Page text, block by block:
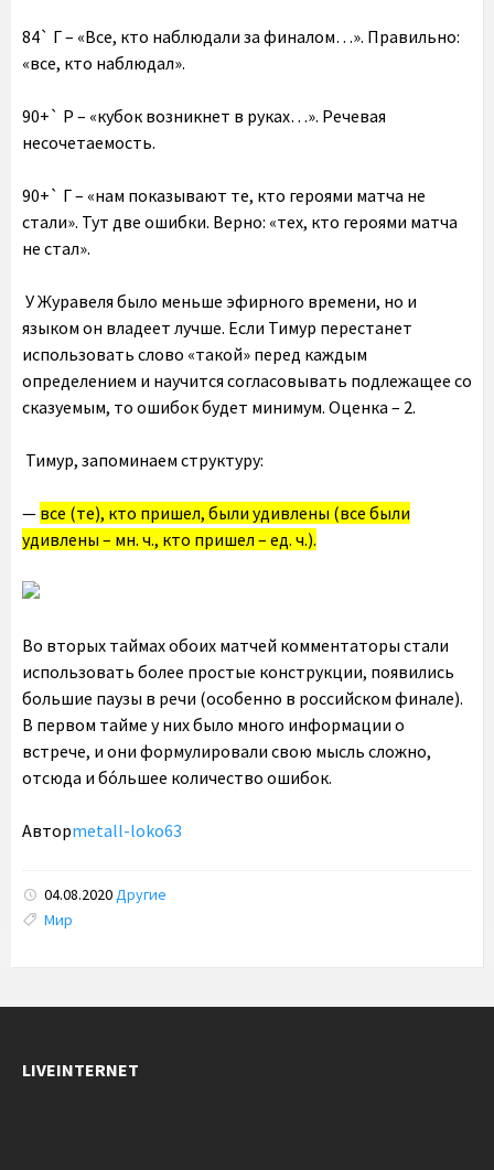
84` Г – «Все, кто наблюдали за финалом…». Правильно:
«все, кто наблюдал».
90+` Р – «кубок возникнет в руках…». Речевая
несочетаемость.
90+` Г – «нам показывают те, кто героями матча не
стали». Тут две ошибки. Верно: «тех, кто героями матча
не стал».
У Журавеля было меньше эфирного времени, но и
языком он владеет лучше. Если Тимур перестанет
использовать слово «такой» перед каждым
определением и научится согласовывать подлежащее со
сказуемым, то ошибок будет минимум. Оценка – 2.
Тимур, запоминаем структуру:
— все (те), кто пришел, были удивлены (все были
удивлены – мн. ч., кто пришел – ед. ч.).
Во вторых таймах обоих матчей комментаторы стали
использовать более простые конструкции, появились
большие паузы в речи (особенно в российском финале).
В первом тайме у них было много информации о
встрече, и они формулировали свою мысль сложно,
отсюда и бо́льшее количество ошибок.
Авторmetall-loko63
04.08.2020Другие
Tags:
Мир
LIVEINTERNET